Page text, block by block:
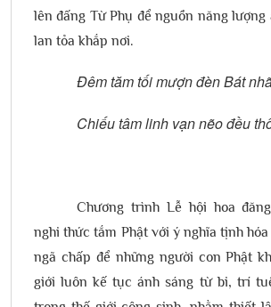
lên đấng Từ Phụ để nguồn năng lượng
lan tỏa khắp nơi.
Đêm tăm tối mượn đèn Bát
Chiếu tâm linh vạn nẽo đều
Chương trình Lễ hội hoa
nghi thức tắm Phật với ý nghĩa tịnh
ngã chấp để những người con Phật
giới luôn kế tục ánh sáng từ bi, trí